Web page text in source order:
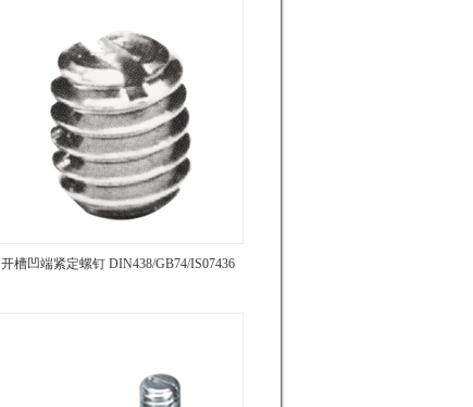
开槽凹端紧定螺钉 DIN438/GB74/IS07436